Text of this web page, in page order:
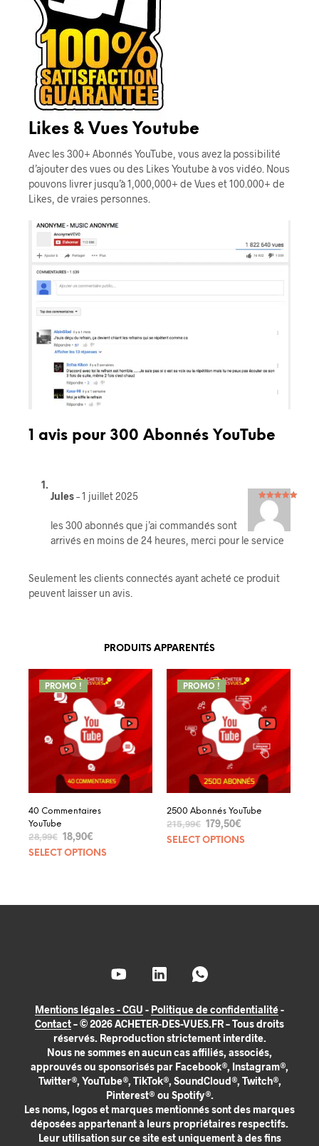
Likes & Vues Youtube
Avec les 300+ Abonnés YouTube, vous avez la possibilité
d’ajouter des vues ou des Likes Youtube à vos vidéo. Nous
pouvons livrer jusqu’à 1,000,000+ de Vues et 100.000+ de
Likes, de vraies personnes.
1 avis pour 300 Abonnés YouTube
Note 5
5
Jules–1 juillet 2025
les 300 abonnés que j’ai commandés sont
arrivés en moins de 24 heures, merci pour le service
Seulement les clients connectés ayant acheté ce produit
peuvent laisser un avis.
PRODUITS APPARENTÉS
PROMO !
40 Commentaires
YouTube
28,99€ 18,90€
SELECT OPTIONS
PROMO !
2500 Abonnés YouTube
215,99€ 179,50€
SELECT OPTIONS
Mentions légales - CGU - Politique de confidentialité-
Contact– © 2026 ACHETER-DES-VUES.FR – Tous droits
réservés. Reproduction strictement interdite.
Nous ne sommes en aucun cas affiliés, associés,
approuvés ou sponsorisés par Facebook®, Instagram®,
Twitter®, YouTube®, TikTok®, SoundCloud®, Twitch®,
Pinterest® ou Spotify®.
Les noms, logos et marques mentionnés sont des marques
déposées appartenant à leurs propriétaires respectifs.
Leur utilisation sur ce site est uniquement à des fins